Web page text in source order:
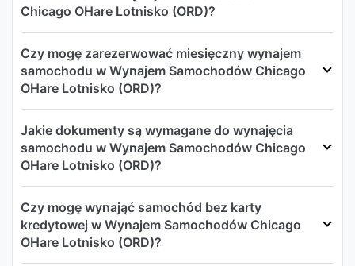
Chicago OHare Lotnisko (ORD)?
Czy mogę zarezerwować miesięczny wynajem
samochodu w Wynajem Samochodów Chicago
OHare Lotnisko (ORD)?
Jakie dokumenty są wymagane do wynajęcia
samochodu w Wynajem Samochodów Chicago
OHare Lotnisko (ORD)?
Czy mogę wynająć samochód bez karty
kredytowej w Wynajem Samochodów Chicago
OHare Lotnisko (ORD)?